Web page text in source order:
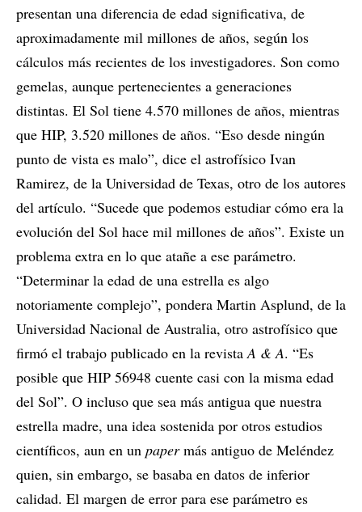
presentan una diferencia de edad significativa, de
aproximadamente mil millones de años, según los
cálculos más recientes de los investigadores. Son como
gemelas, aunque pertenecientes a generaciones
distintas. El Sol tiene 4.570 millones de años, mientras
que HIP, 3.520 millones de años. “Eso desde ningún
punto de vista es malo”, dice el astrofísico Ivan
Ramirez, de la Universidad de Texas, otro de los autores
del artículo. “Sucede que podemos estudiar cómo era la
evolución del Sol hace mil millones de años”. Existe un
problema extra en lo que atañe a ese parámetro.
“Determinar la edad de una estrella es algo
notoriamente complejo”, pondera Martin Asplund, de la
Universidad Nacional de Australia, otro astrofísico que
firmó el trabajo publicado en la revistaA & A. “Es
posible que HIP 56948 cuente casi con la misma edad
del Sol”. O incluso que sea más antigua que nuestra
estrella madre, una idea sostenida por otros estudios
científicos, aun en un papermás antiguo de Meléndez
quien, sin embargo, se basaba en datos de inferior
calidad. El margen de error para ese parámetro es